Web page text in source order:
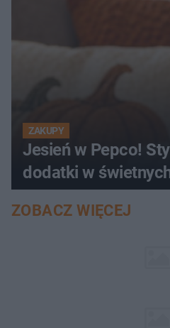
ZAKUPY
Jesień w Pepco!
dodatki w
ZOBACZ WIĘCEJ